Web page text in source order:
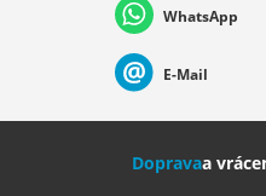
Nederland Italia
WhatsApp
E-Mail
Dopravaa